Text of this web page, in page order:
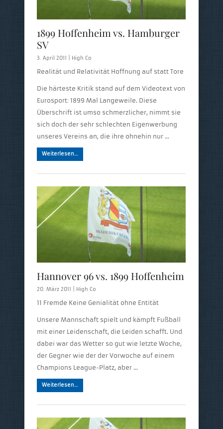
1899 Hoffenheim vs. Hamburger
SV
3. April 2011 | High Co
Realität und Relativität Hoffnung auf statt Tore
Die härteste Kritik stand auf dem Videotext von
Eurosport: 1899 Mal Langeweile. Diese
Überschrift ist umso schmerzlicher, nimmt sie
sich doch der sehr schlechten Eigenwerbung
unseres Vereins an, die ihre ohnehin nur …
Weiterlesen…
Hannover 96 vs. 1899 Hoffenheim
20. März 2011 | High Co
11 Fremde Keine Genialität ohne Entität
Unsere Mannschaft spielt und kämpft Fußball
mit einer Leidenschaft, die Leiden schafft. Und
dabei war das Wetter so gut wie letzte Woche,
der Gegner wie der der Vorwoche auf einem
Champions League-Platz, aber …
Weiterlesen…